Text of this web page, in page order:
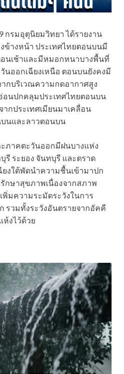
กรมอุตุนิยมวิทยา ได้รายงาน
ข้างหน้า ประเทศไทยตอนบนมี
นเช้าและมีหมอกหนาบางพื้นที่
ออกเฉียงเหนือ ตอนบนยังคงมี
ากบริเวณความกดอากาศสูง
อนปกคลุมประเทศไทยตอนบน
กประเทศเมียนมาเคลื่อน
นและลาวตอนบน
ภาคตะวันออกมีฝนบางแห่ง
ระยอง จันทบุรี และตราด
ยงใต้พัดนำความชื้นเข้ามาปก
กษาสุขภาพเนื่องจากสภาพ
พิ่มความระมัดระวังในการ
รวมทั้งระวังอันตรายจากอัคคี
งไว้ด้วย